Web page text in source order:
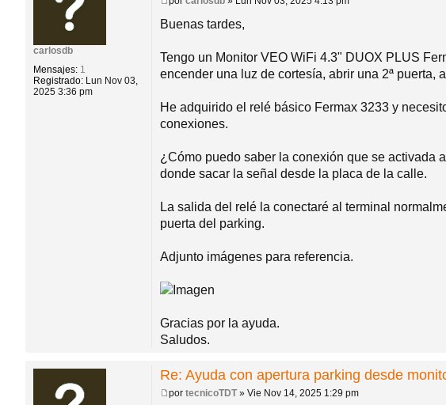
do
carlosdb
Mensajes: 1
Registrado: Lun Nov 03,
2025 3:36 pm
M
e
n
a
j
e
Buenas tardes,
Tengo un Monitor VEO WiFi 4.3" DUOX PLUS
encender una luz de cortesía, abrir una 2ª
He adquirido el relé básico Fermax 3233 y
conexiones.
¿Cómo puedo saber la conexión que se activada
donde sacar la señal desde la placa de la calle.
La salida del relé la conectaré al terminal
puerta del parking.
Adjunto imágenes para referencia.
Gracias por la ayuda.
Saludos.
Re: Ayuda con apertura parking desde
por tecnicoTDT» Vie Nov 14, 2025 1:29 pm